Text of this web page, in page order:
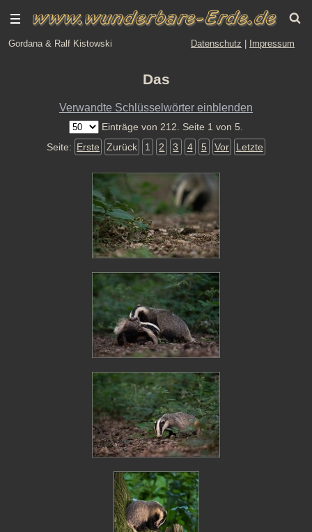
Gordana & Ralf Kistowski Datenschutz Impressum
Das
Verwandte Schlüsselwörter einblenden
Einträge von 212. Seite 1 von 5.
Seite: Erste Zurück 1 2 3 4 5 Vor Letzte